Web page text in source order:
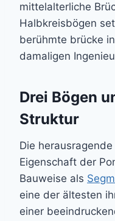
mittelalterliche
Halbkreisbögen
berühmte brücke
damaligen
Drei Bögen
Struktur
Die
Eigenschaft der
Bauweise als
eine der ältesten
einer